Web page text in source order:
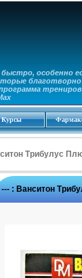
особенно
Курсы
Трибулус
--- : Ванситон